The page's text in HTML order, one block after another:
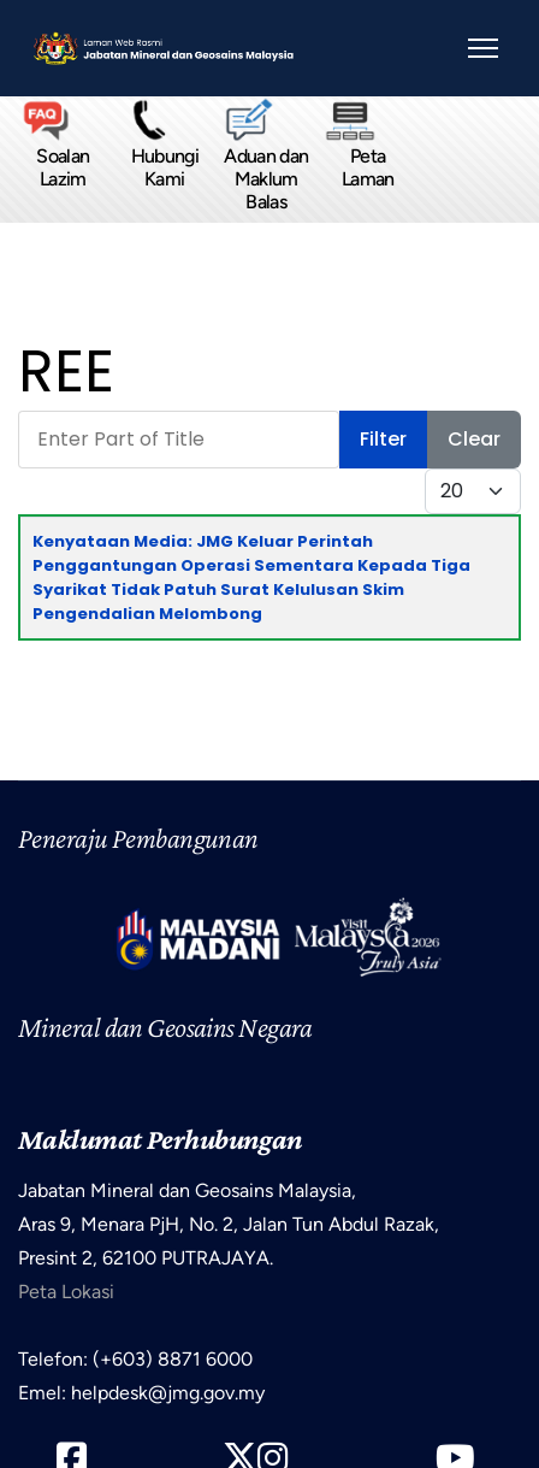
Soalan
Lazim
Hubungi
Kami
Aduan dan
Maklum
Balas
Peta
Laman
REE
Enter Part of Title
Filter Clear
Display #
Title
Kenyataan Media: JMG Keluar Perintah
Penggantungan Operasi Sementara Kepada Tiga
Syarikat Tidak Patuh Surat Kelulusan Skim
Pengendalian Melombong
Peneraju Pembangunan
Mineral dan Geosains Negara
Maklumat Perhubungan
Jabatan Mineral dan Geosains Malaysia,
Aras 9, Menara PjH, No. 2, Jalan Tun Abdul Razak,
Presint 2, 62100 PUTRAJAYA.
Peta Lokasi
Telefon: (+603) 8871 6000
Emel: helpdesk@jmg.gov.my